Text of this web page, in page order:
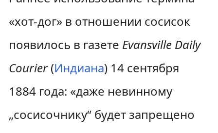
«хот-дог» в отношении сосисок
появилось в газете Evansville Daily
Courier(Индиана) 14 сентября
1884 года: «даже невинному
„сосисочнику“ будет запрещено